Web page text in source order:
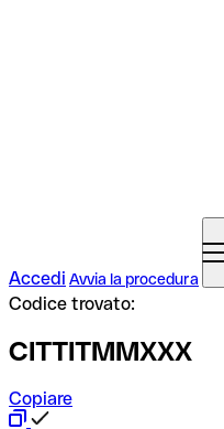
Accedi Avvia la procedura
Codice trovato:
CITTITMMXXX
Copiare